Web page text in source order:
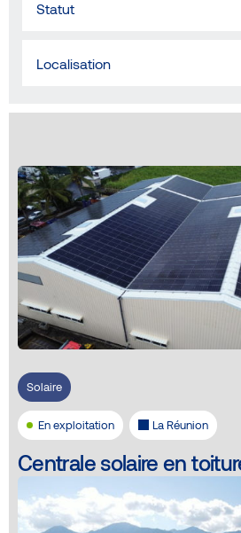
Mentions légales et CGU
Politique de protection des données et Cookies
Statut
Localisation
Solaire
En exploitation La Réunion
Centrale solaire en